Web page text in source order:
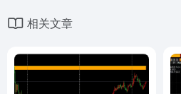
相关文章